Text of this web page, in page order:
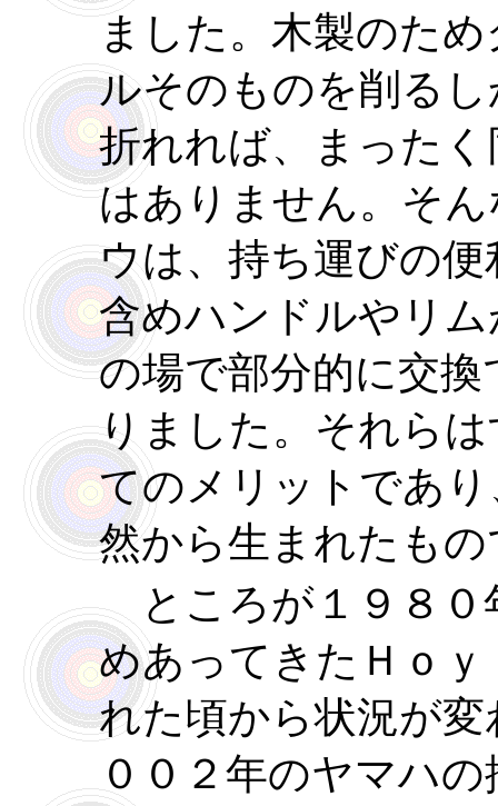
ました。木製のた
ルそのものを削る
折れれば、まった
はありません。そ
ウは、持ち運びの
含めハンドルやリ
の場で部分的に交
りました。それら
てのメリットであ
然から生まれたも
ところが１９８０
めあってきたＨｏ
れた頃から状況が
００２年のヤマハ